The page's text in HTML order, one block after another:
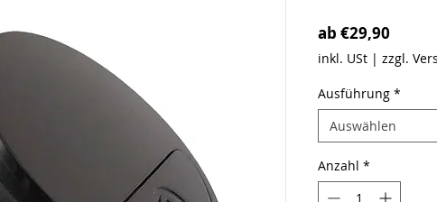
ab €29,90Sale-
inkl. USt| zzgl.
Ausführung *
Auswählen
Anzahl *